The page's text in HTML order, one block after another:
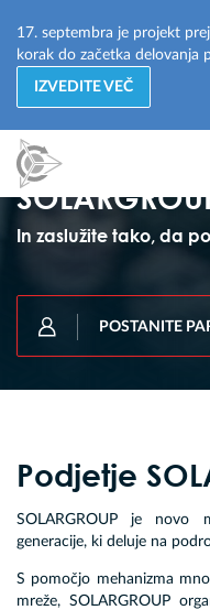
17. septembra je projekt
korak do začetka delovanja
IZVEDITE VEČ
Zgradite
pomočjo
In zaslužite tako, da
POSTANITE
Podjetje
SOLARGROUP je novo
generacije, ki deluje na
S pomočjo mehanizma
mreže, SOLARGROUP